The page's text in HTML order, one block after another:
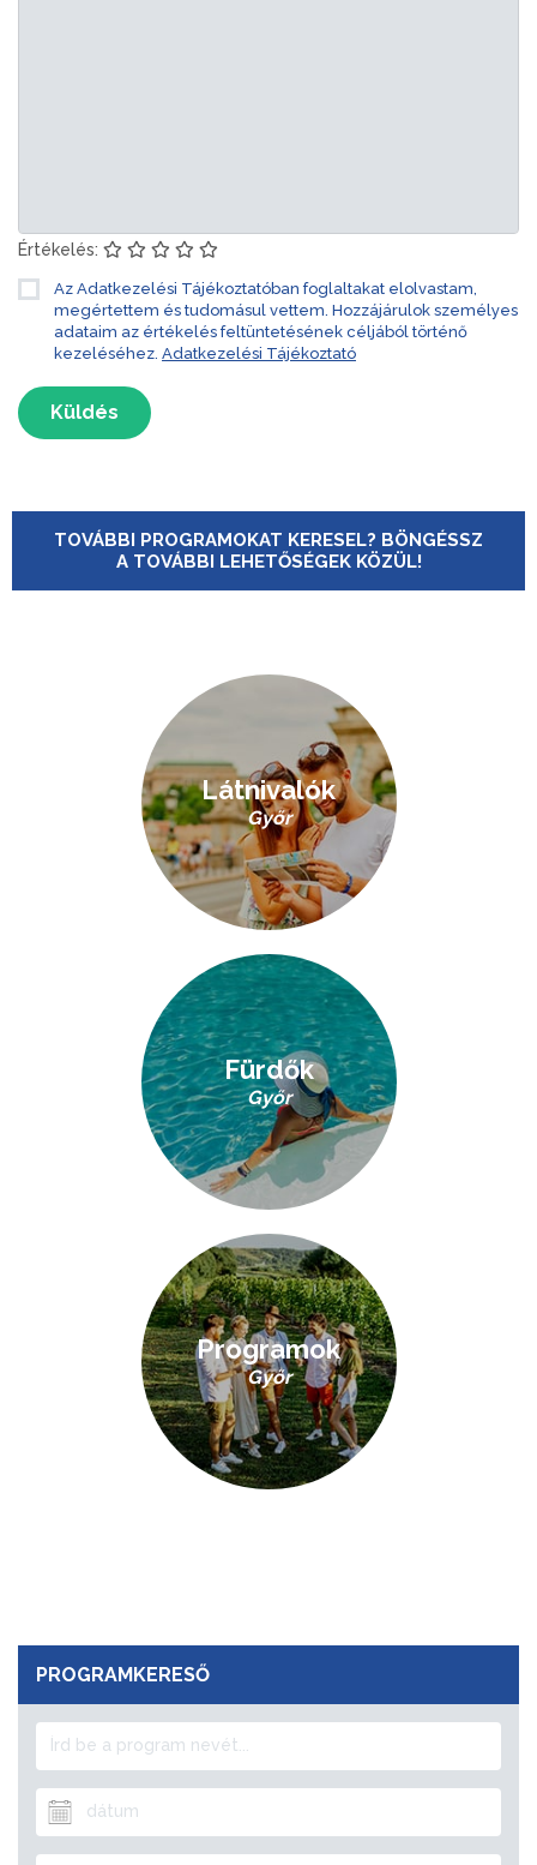
Értékelés:
Az Adatkezelési Tájékoztatóban foglaltakat elolvastam,
megértettem és tudomásul vettem. Hozzájárulok személyes
adataim az értékelés feltüntetésének céljából történő
kezeléséhez. Adatkezelési Tájékoztató
Küldés
TOVÁBBI PROGRAMOKAT KERESEL? BÖNGÉSSZ
A TOVÁBBI LEHETŐSÉGEK KÖZÜL!
Látnivalók
Győr
Fürdők
Győr
Programok
Győr
PROGRAMKERESŐ